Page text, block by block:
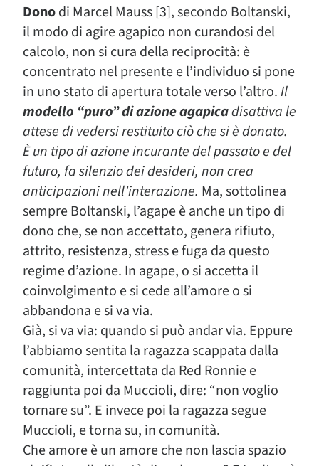
Donodi Marcel Mauss [3], secondo Boltanski,
il modo di agire agapico non curandosi del
calcolo, non si cura della reciprocità: è
concentrato nel presente e l’individuo si pone
in uno stato di apertura totale verso l’altro.Il
modello “puro” di azione agapicadisattiva le
attese di vedersi restituito ciò che si è donato.
È un tipo di azione incurante del passato e del
futuro, fa silenzio dei desideri, non crea
anticipazioni nell’interazione. Ma, sottolinea
sempre Boltanski, l’agape è anche un tipo di
dono che, se non accettato, genera rifiuto,
attrito, resistenza, stress e fuga da questo
regime d’azione. In agape, o si accetta il
coinvolgimento e si cede all’amore o si
abbandona e si va via.
Già, si va via: quando si può andar via. Eppure
l’abbiamo sentita la ragazza scappata dalla
comunità, intercettata da Red Ronnie e
raggiunta poi da Muccioli, dire: “non voglio
tornare su”. E invece poi la ragazza segue
Muccioli, e torna su, in comunità.
Che amore è un amore che non lascia spazio